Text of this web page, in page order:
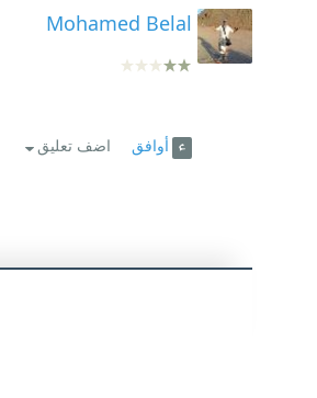
Mohamed Belal
أوافق اضف تعليق